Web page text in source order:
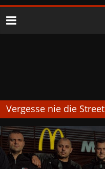
Vergesse nie die Street